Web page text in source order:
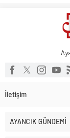
İletişim
AYANCIK GÜNDEMİ